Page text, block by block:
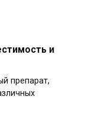
и
препарат,